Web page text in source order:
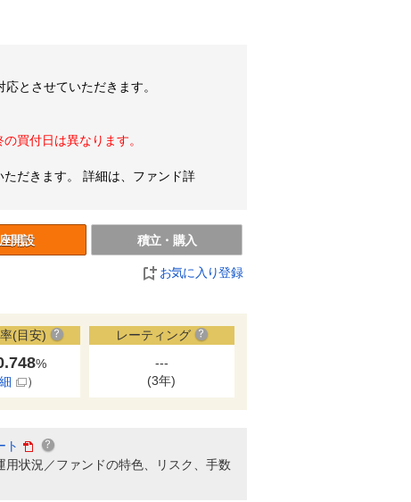
とさせていただきます。
買付日は異なります。
だきます。 詳細は、ファンド詳
開設 積立・購入
お気に入り登録
(目安)
%
）
レーティング
---
(3年)
ト
用状況／ファンドの特色、リスク、手数